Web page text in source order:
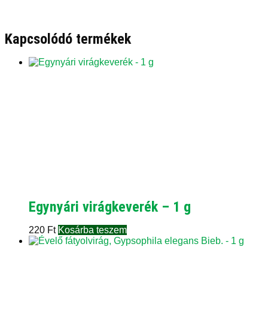
Kapcsolódó termékek
Egynyári virágkeverék – 1 g
220 Ft Kosárba teszem